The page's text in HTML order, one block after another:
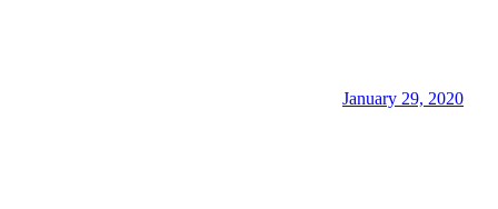
January 29, 2020